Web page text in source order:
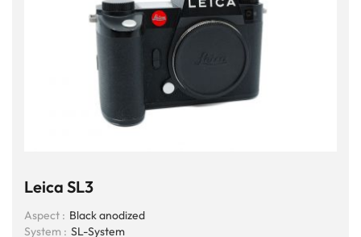
Leica SL3
Aspect : Black anodized
System : SL-System